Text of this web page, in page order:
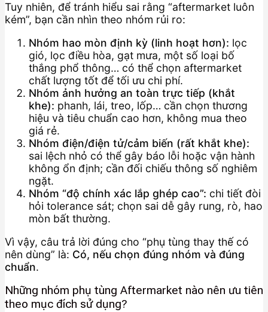
Tuy nhiên, để tránh hiểu sai rằng “aftermarket luôn
kém”, bạn cần nhìn theo nhóm rủi ro:
Nhóm hao mòn định kỳ (linh hoạt hơn): lọc
gió, lọc điều hòa, gạt mưa, một số loại bố
thắng phổ thông… có thể chọn aftermarket
chất lượng tốt để tối ưu chi phí.
Nhóm ảnh hưởng an toàn trực tiếp (khắt
khe): phanh, lái, treo, lốp… cần chọn thương
hiệu và tiêu chuẩn cao hơn, không mua theo
giá rẻ.
Nhóm điện/điện tử/cảm biến (rất khắt khe):
sai lệch nhỏ có thể gây báo lỗi hoặc vận hành
không ổn định; cần đối chiếu thông số nghiêm
ngặt.
Nhóm “độ chính xác lắp ghép cao”: chi tiết đòi
hỏi tolerance sát; chọn sai dễ gây rung, rò, hao
mòn bất thường.
Vì vậy, câu trả lời đúng cho “phụ tùng thay thế có
nên dùng” là: Có, nếu chọn đúng nhóm và đúng
chuẩn.
Những nhóm phụ tùng Aftermarket nào nên ưu tiên
theo mục đích sử dụng?